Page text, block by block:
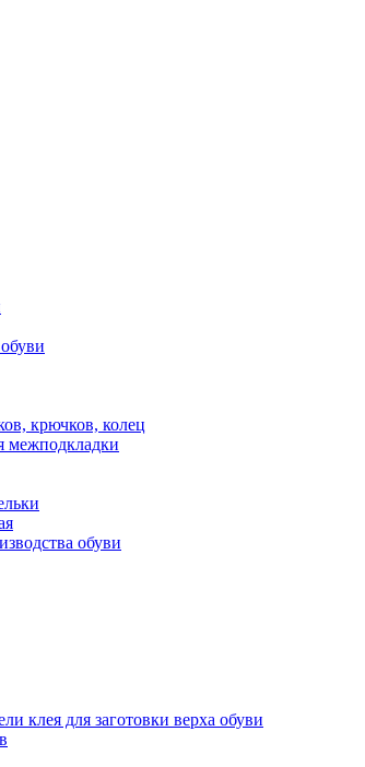
крючков, колец
межподкладки
обуви
клея для заготовки верха обуви